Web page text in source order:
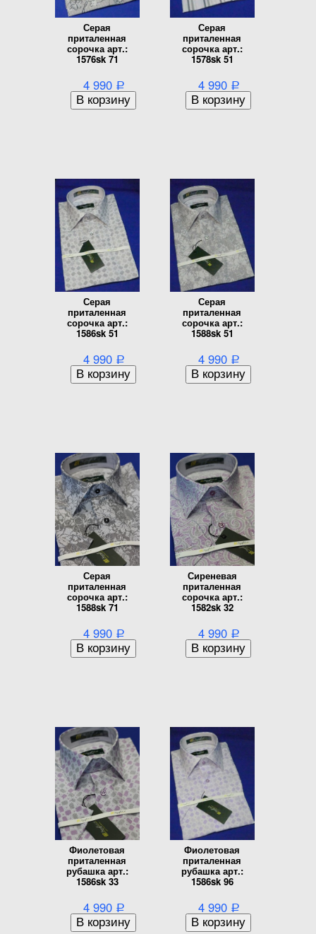
Серая
приталенная
сорочка арт.:
1576sk 71
4 990 Р
Серая
приталенная
сорочка арт.:
1578sk 51
4 990 Р
Серая
приталенная
сорочка арт.:
1586sk 51
4 990 Р
Серая
приталенная
сорочка арт.:
1588sk 51
4 990 Р
Серая
приталенная
сорочка арт.:
1588sk 71
4 990 Р
Сиреневая
приталенная
сорочка арт.:
1582sk 32
4 990 Р
Фиолетовая
приталенная
рубашка арт.:
1586sk 33
4 990 Р
Фиолетовая
приталенная
рубашка арт.:
1586sk 96
4 990 Р